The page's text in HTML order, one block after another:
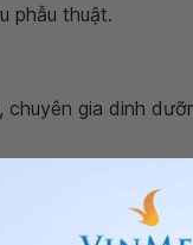
phẫu thuật.
gia dinh
truy cập vào hệ
bệnh nhân hiểu